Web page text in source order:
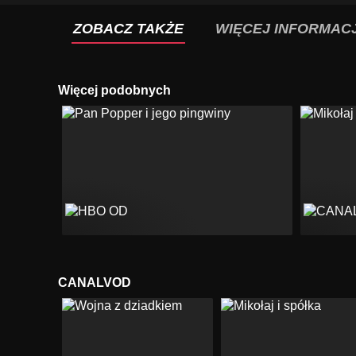
ZOBACZ TAKŻE WIĘCEJ
Więcej podobnych
CANALVOD